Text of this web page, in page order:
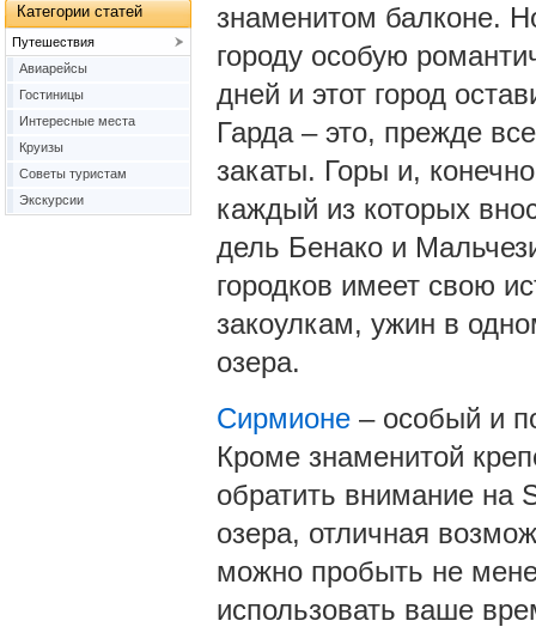
знаменитом балконе.
городу особую
дней и этот город
Гарда – это, прежде
закаты. Горы и,
каждый из которых
дель Бенако и
городков имеет свою
закоулкам, ужин в
озера.
Сирмионе– особый и
Кроме знаменитой
обратить внимание на
озера, отличная
можно пробыть не
использовать ваше
Категории статей
Путешествия
Авиарейсы
Гостиницы
Интересные места
Круизы
Советы туристам
Экскурсии